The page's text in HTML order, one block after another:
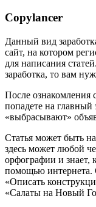
Copylancer
Данный вид
сайт, на котором
для написания
заработка, то вам
После ознакомления
попадете на главный
«выбрасывают»
Статья может быть
здесь может любой
орфографии и
помощью интернета.
«Описать
«Салаты на Новый